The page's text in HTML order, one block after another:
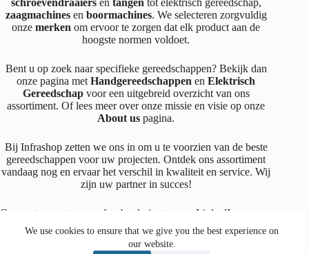
We use cookies to ensure that we give you the best experience on
our website.
schroevendraaiersen tangen tot elektrisch gereedschap,
zaagmachines en boormachines. We selecteren zorgvuldig
onzemerkenom ervoor te zorgen dat elk product aan de
hoogste normen voldoet.
Bent u op zoek naar specifieke gereedschappen? Bekijk dan
onze pagina metHandgereedschappen enElektrisch
Gereedschapvoor een uitgebreid overzicht van ons
assortiment. Of lees meer over onze missie en visie op onze
About us pagina.
Bij Infrashop zetten we ons in om u te voorzien van de beste
gereedschappen voor uw projecten. Ontdek ons assortiment
vandaag nog en ervaar het verschil in kwaliteit en service. Wij
zijn uw partner in succes!
Connecteer met ons op facebook instagram LinkedIn